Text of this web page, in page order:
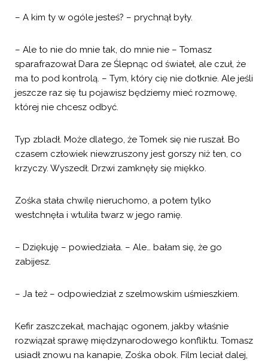
– A kim ty w ogóle jesteś? – prychnął były.
– Ale to nie do mnie tak, do mnie nie – Tomasz
sparafrazował Dara ze Ślepnąc od świateł, ale czuł, że
ma to pod kontrolą. – Tym, który cię nie dotknie. Ale jeśli
jeszcze raz się tu pojawisz będziemy mieć rozmowę,
której nie chcesz odbyć.
Typ zbladł. Może dlatego, że Tomek się nie ruszał. Bo
czasem człowiek niewzruszony jest gorszy niż ten, co
krzyczy. Wyszedł. Drzwi zamknęły się miękko.
Zośka stała chwilę nieruchomo, a potem tylko
westchnęła i wtuliła twarz w jego ramię.
– Dziękuję – powiedziała. – Ale… bałam się, że go
zabijesz.
– Ja też – odpowiedział z szelmowskim uśmieszkiem.
Kefir zaszczekał, machając ogonem, jakby właśnie
rozwiązał sprawę międzynarodowego konfliktu. Tomasz
usiadł znowu na kanapie, Zośka obok. Film leciał dalej,